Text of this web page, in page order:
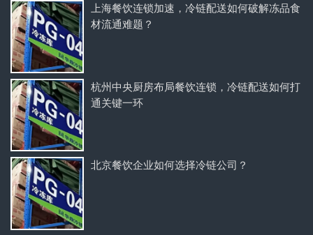
上海餐饮连锁加速，冷链配送如何破解冻品食
材流通难题？
杭州中央厨房布局餐饮连锁，冷链配送如何打
通关键一环
北京餐饮企业如何选择冷链公司？